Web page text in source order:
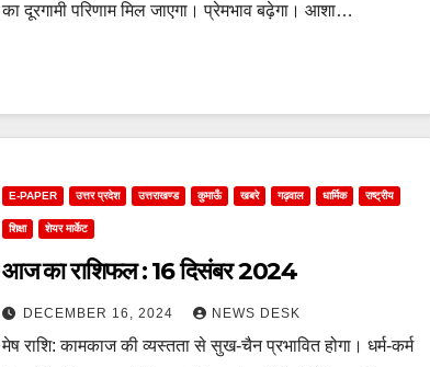
का दूरगामी परिणाम मिल जाएगा। प्रेमभाव बढ़ेगा। आशा…
E-PAPER उत्तर प्रदेश उत्तराखण्ड कुमाऊँ खबरे गढ़वाल धार्मिक राष्ट्रीय
शिक्षा शेयर मार्केट
आज का राशिफल : 16 दिसंबर 2024
DECEMBER 16, 2024 NEWS DESK
मेष राशि: कामकाज की व्यस्तता से सुख-चैन प्रभावित होगा। धर्म-कर्म